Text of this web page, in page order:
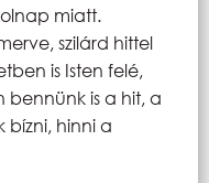
miatt.
szilárd hittel
is Isten felé,
bennünk is a hit, a
bízni, hinni a